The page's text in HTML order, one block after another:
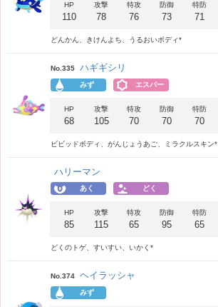
HP
110
攻撃
78
特攻
76
防御
73
特防
71
どんかん、きけんよち、うるおいボディ*
No.335 ハギギシリ
みず エスパー
HP
68
攻撃
105
特攻
70
防御
70
特防
70
ビビッドボディ、がんじょうあご、ミラクルスキン*
ハリーマン
あく どく
HP
85
攻撃
115
特攻
65
防御
95
特防
65
どくのトゲ、すいすい、いかく*
No.374 ヘイラッシャ
みず